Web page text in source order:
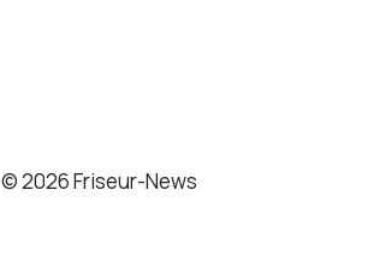
© 2026 Friseur-News